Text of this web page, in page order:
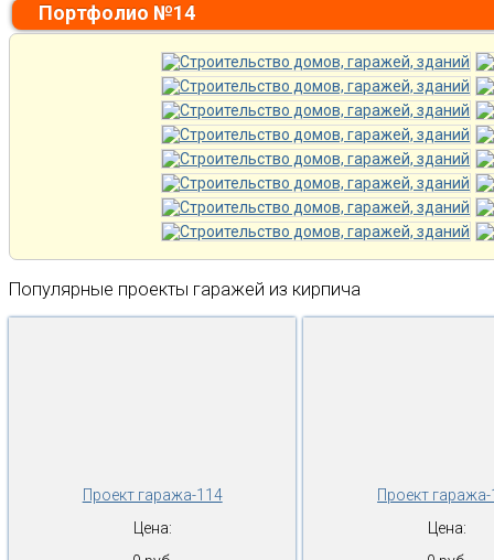
Портфолио №14
Популярные проекты гаражей из кирпича
Проект гаража-114
Цена:
Проект
Цена: